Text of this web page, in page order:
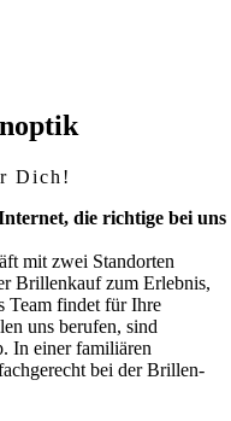
Dich!
die richtige bei uns
mit zwei Standorten
Brillenkauf zum Erlebnis,
Team findet für Ihre
uns berufen, sind
In einer familiären
bei der Brillen-